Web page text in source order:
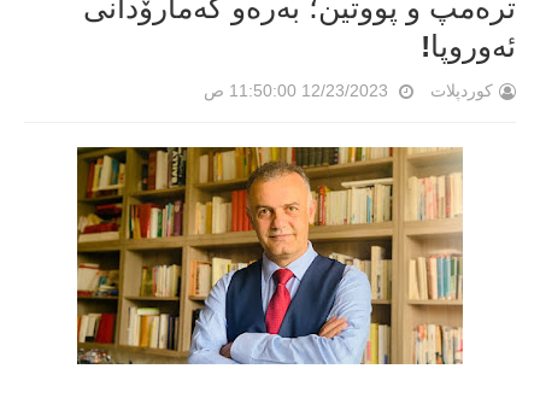
ترەمپ و پووتین؛ بەرەو گەمارۆدانی
ئەوروپا!
کوردپلات 12/23/2023 11:50:00 ص